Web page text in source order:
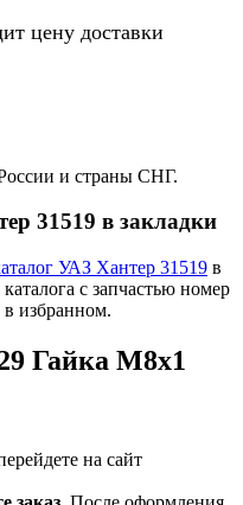
цену доставки
и страны СНГ.
31519 в закладки
УАЗ Хантер 31519 в
с запчастью номер
в избранном.
Гайка М8х1
на сайт